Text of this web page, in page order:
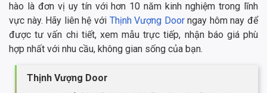
hào là đơn vị uy tín với hơn 10 năm kinh nghiệm trong lĩnh
vực này. Hãy liên hệ với Thịnh Vượng Doorngay hôm nay để
được tư vấn chi tiết, xem mẫu trực tiếp, nhận báo giá phù
hợp nhất với nhu cầu, không gian sống của bạn.
Thịnh Vượng Door